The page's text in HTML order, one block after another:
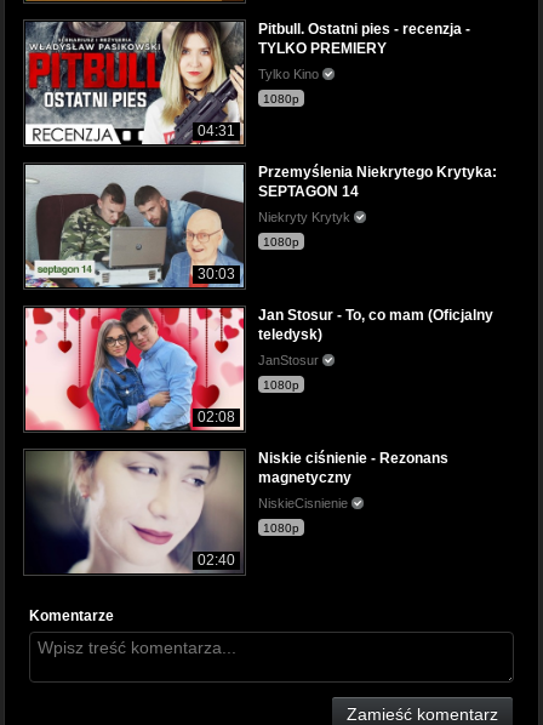
04:31
Pitbull. Ostatni pies - recenzja -
TYLKO PREMIERY
Tylko Kino
1080p
30:03
Przemyślenia Niekrytego Krytyka:
SEPTAGON 14
Niekryty Krytyk
1080p
02:08
Jan Stosur - To, co mam (Oficjalny
teledysk)
JanStosur
1080p
02:40
Niskie ciśnienie - Rezonans
magnetyczny
NiskieCisnienie
1080p
Komentarze
Zamieść komentarz